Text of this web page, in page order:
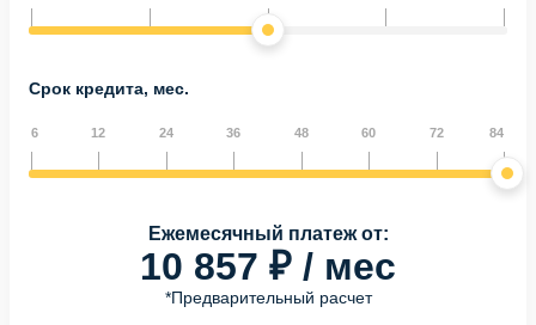
Срок кредита, мес.
6 12 24 36 48 60 72 84
Ежемесячный платеж от:
10 857 ₽ / мес
*Предварительный расчет